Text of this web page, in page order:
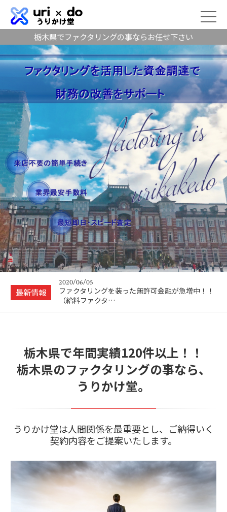
栃木県でファクタリングの事ならお任せ下さい
最新情報
2020/04/14
【新型コロナウイルス感染拡大防止への取り組み
に関するお知ら…
2020/07/27
お盆休みのお知らせ
2020/06/05
ファクタリングを装った無許可金融が急増中！！
（給料ファクタ…
2020/05/01
ゴールデンウィーク休業のお知らせ
2020/04/14
【新型コロナウイルス感染拡大防止への取り組み
に関するお知ら…
栃木県で年間実績120件以上！！
栃木県のファクタリングの事なら、
うりかけ堂。
うりかけ堂は人間関係を最重要とし、ご納得いく
契約内容をご提案いたします。